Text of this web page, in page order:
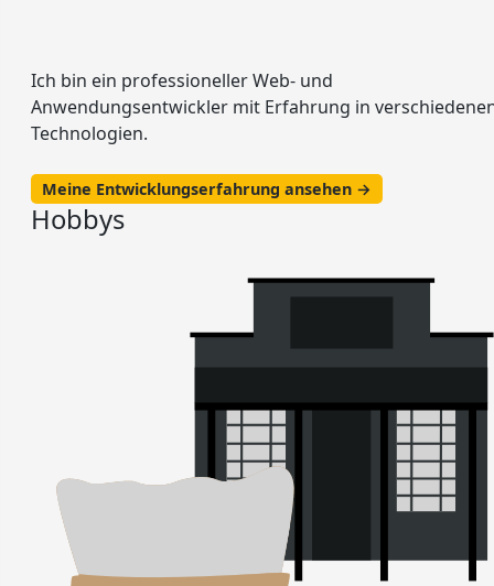
Ich bin ein professioneller Web- und
Anwendungsentwickler mit Erfahrung in
Technologien.
Meine Entwicklungserfahrung ansehen →
Hobbys